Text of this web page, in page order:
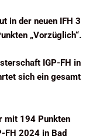
in der neuen IFH 3
„Vorzüglich“.
IGP-FH in
sich ein gesamt
mit 194 Punkten
FH 2024 in Bad